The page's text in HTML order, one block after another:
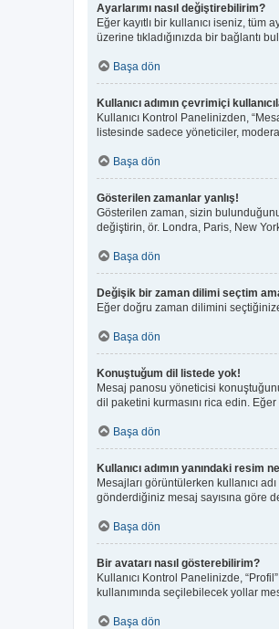
Ayarlarımı nasıl değiştirebilirim?
Eğer kayıtlı bir kullanıcı iseniz, tüm
üzerine tıkladığınızda bir bağlantı
Başa dön
Kullanıcı adımın çevrimiçi
Kullanıcı Kontrol Panelinizden,
listesinde sadece yöneticiler,
Başa dön
Gösterilen zamanlar yanlış!
Gösterilen zaman, sizin
değiştirin, ör. Londra, Paris, New
Başa dön
Değişik bir zaman dilimi seçtim
Eğer doğru zaman dilimini
Başa dön
Konuştuğum dil listede yok!
Mesaj panosu yöneticisi
dil paketini kurmasını rica edin.
Başa dön
Kullanıcı adımın yanındaki resim
Mesajları görüntülerken kullanıcı
gönderdiğiniz mesaj sayısına göre
Başa dön
Bir avatarı nasıl gösterebilirim?
Kullanıcı Kontrol Panelinizde,
kullanımında seçilebilecek yollar
Başa dön